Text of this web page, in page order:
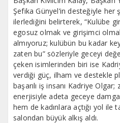
Şefika Günyel’in desteğiyle her
ilerlediğini belirterek, “Kulübe
egosuz olmak ve girişimci
almıyoruz; kulübün bu kadar
zaten bu” sözleriyle geceyi
çeken isimlerinden biri ise
verdiği güç, ilham ve destekle
başarılı iş insanı Kadriye
enerjisiyle adeta geceye
hem de kadınlara açtığı yol ile
salondan büyük alkış aldı.